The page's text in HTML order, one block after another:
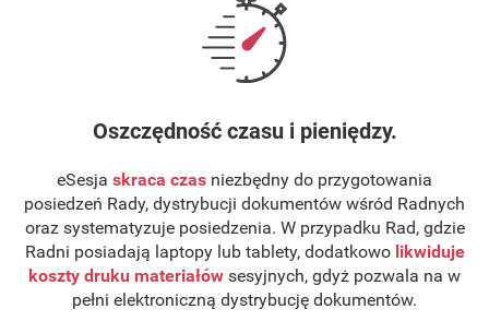
Oszczędność czasu i pieniędzy.
eSesja skraca czas niezbędny do przygotowania
posiedzeń Rady, dystrybucji dokumentów wśród Radnych
oraz systematyzuje posiedzenia. W przypadku Rad, gdzie
Radni posiadają laptopy lub tablety, dodatkowo likwiduje
koszty druku materiałów sesyjnych, gdyż pozwala na w
pełni elektroniczną dystrybucję dokumentów.